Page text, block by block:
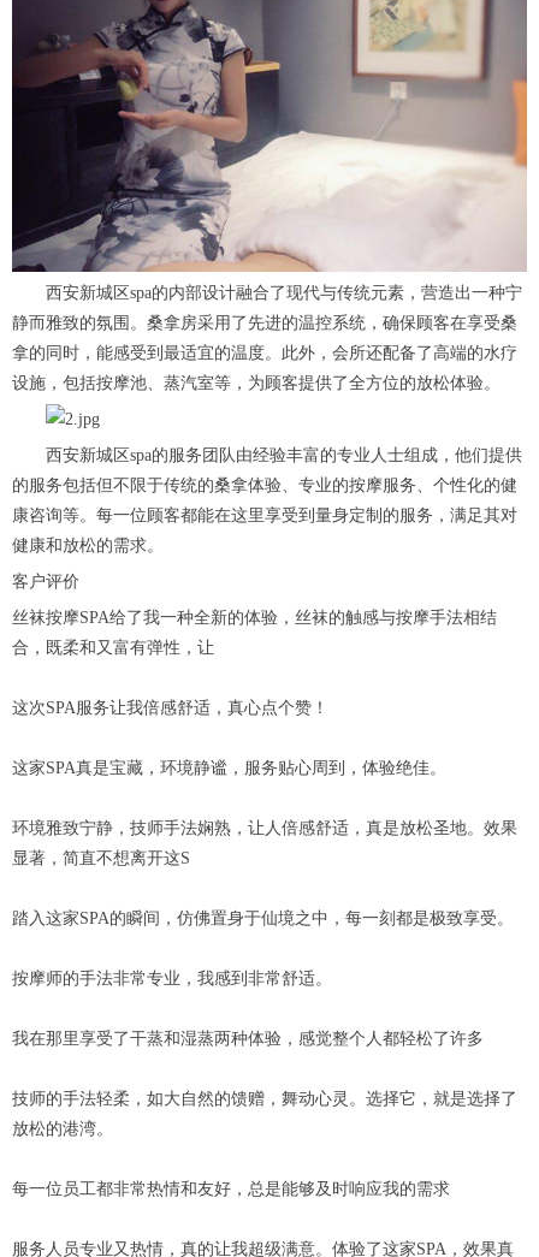
西安新城区spa的内部设计融合了现代与传统元素，营造出一种宁
静而雅致的氛围。桑拿房采用了先进的温控系统，确保顾客在享受桑
拿的同时，能感受到最适宜的温度。此外，会所还配备了高端的水疗
设施，包括按摩池、蒸汽室等，为顾客提供了全方位的放松体验。
西安新城区spa的服务团队由经验丰富的专业人士组成，他们提供
的服务包括但不限于传统的桑拿体验、专业的按摩服务、个性化的健
康咨询等。每一位顾客都能在这里享受到量身定制的服务，满足其对
健康和放松的需求。
客户评价
丝袜按摩SPA给了我一种全新的体验，丝袜的触感与按摩手法相结
合，既柔和又富有弹性，让
这次SPA服务让我倍感舒适，真心点个赞！
这家SPA真是宝藏，环境静谧，服务贴心周到，体验绝佳。
环境雅致宁静，技师手法娴熟，让人倍感舒适，真是放松圣地。效果
显著，简直不想离开这S
踏入这家SPA的瞬间，仿佛置身于仙境之中，每一刻都是极致享受。
按摩师的手法非常专业，我感到非常舒适。
我在那里享受了干蒸和湿蒸两种体验，感觉整个人都轻松了许多
技师的手法轻柔，如大自然的馈赠，舞动心灵。选择它，就是选择了
放松的港湾。
每一位员工都非常热情和友好，总是能够及时响应我的需求
服务人员专业又热情，真的让我超级满意。体验了这家SPA，效果真